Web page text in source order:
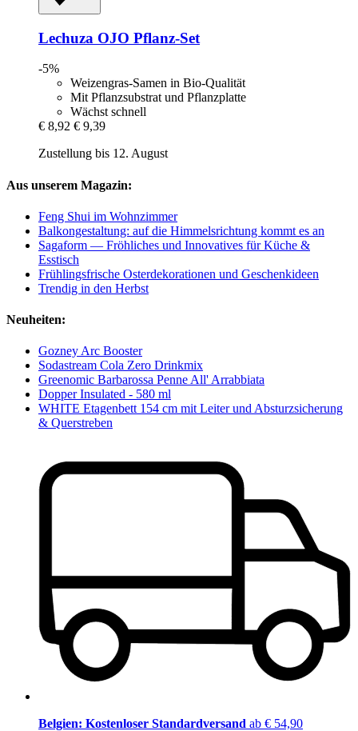
Lechuza OJO Pflanz-​Set
-5%
Weizengras-Samen in Bio-Qualität
Mit Pflanzsubstrat und Pflanzplatte
Wächst schnell
€ 8,92 € 9,39
Zustellung bis 12. August
Aus unserem Magazin:
Feng Shui im Wohnzimmer
Balkongestaltung: auf die Himmelsrichtung kommt es an
Sagaform — Fröhliches und Innovatives für Küche &
Esstisch
Frühlingsfrische Osterdekorationen und Geschenkideen
Trendig in den Herbst
Neuheiten:
Gozney Arc Booster
Sodastream Cola Zero Drinkmix
Greenomic Barbarossa Penne All' Arrabbiata
Dopper Insulated - 580 ml
WHITE Etagenbett 154 cm mit Leiter und Absturzsicherung
& Querstreben
Belgien: Kostenloser Standardversand ab € 54,90